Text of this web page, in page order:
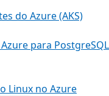
do Azure (AKS)
para PostgreSQL
Linux no Azure